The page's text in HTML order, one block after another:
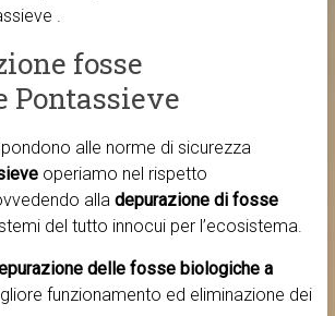
.
fosse
Pontassieve
alle norme di sicurezza
operiamo nel rispetto
alla depurazione di fosse
del tutto innocui per l’ecosistema.
delle fosse biologiche a
funzionamento ed eliminazione dei